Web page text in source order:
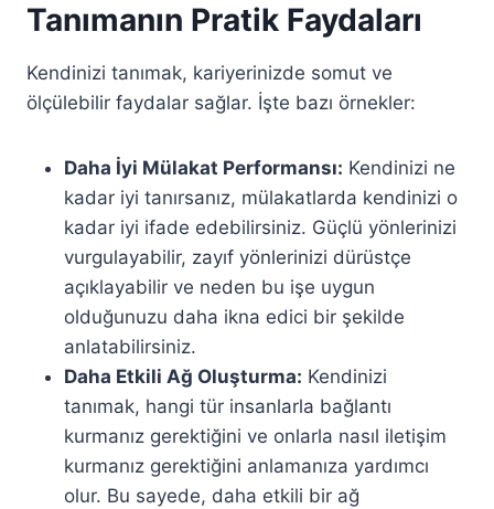
Tanımanın Pratik Faydaları
Kendinizi tanımak, kariyerinizde somut ve
ölçülebilir faydalar sağlar. İşte bazı örnekler:
Daha İyi Mülakat Performansı: Kendinizi ne
kadar iyi tanırsanız, mülakatlarda kendinizi o
kadar iyi ifade edebilirsiniz. Güçlü yönlerinizi
vurgulayabilir, zayıf yönlerinizi dürüstçe
açıklayabilir ve neden bu işe uygun
olduğunuzu daha ikna edici bir şekilde
anlatabilirsiniz.
Daha Etkili Ağ Oluşturma: Kendinizi
tanımak, hangi tür insanlarla bağlantı
kurmanız gerektiğini ve onlarla nasıl iletişim
kurmanız gerektiğini anlamanıza yardımcı
olur. Bu sayede, daha etkili bir ağ